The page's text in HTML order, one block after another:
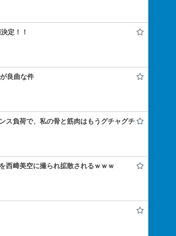
定！！
良曲な件
ス負荷で、私の骨と筋肉はもうグチャグチ
西﨑美空に撮られ拡散されるｗｗｗ